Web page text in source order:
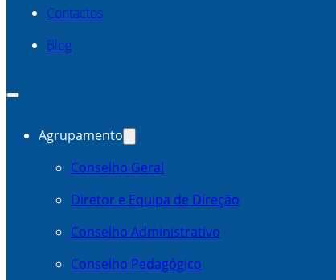
Contactos
Blog
Agrupamento
Conselho Geral
Diretor e Equipa de Direção
Conselho Administrativo
Conselho Pedagógico